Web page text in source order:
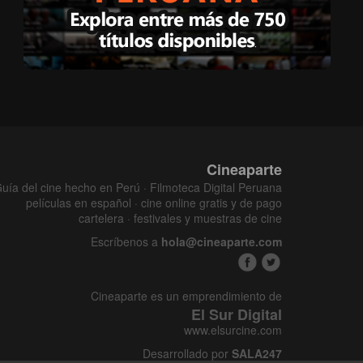
Cineaparte
del cine hecho en Perú · Filmoteca Digital Peruana
películas en español · cine online gratis y de pago
cartelera · festivales y muestras de cine
Escríbenos a hola@cineaparte.com
Cineaparte es un emprendimiento de
El Sur Digital
www.elsurcine.com
Desarrollado por SALA247